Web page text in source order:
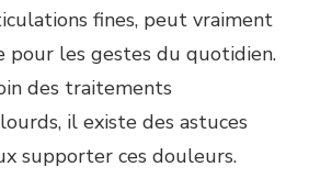
fines, peut vraiment
pour les gestes du quotidien.
des traitements
il existe des astuces
supporter ces douleurs.